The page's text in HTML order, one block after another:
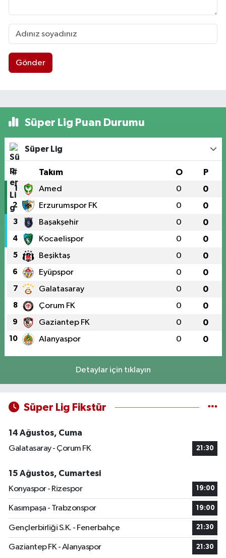
Gönder
Süper Lig Puan Durumu
Süper Lig
# Takım O P
1 Amed 0 0
2 Erzurumspor FK 0 0
3 Başakşehir 0 0
4 Kocaelispor 0 0
5 Beşiktaş 0 0
6 Eyüpspor 0 0
7 Galatasaray 0 0
8 Çorum FK 0 0
9 Gaziantep FK 0 0
10 Alanyaspor 0 0
Detaylar için tıklayın
Süper Lig Fikstür
14 Ağustos, Cuma
Galatasaray - Çorum FK
21:30
15 Ağustos, Cumartesi
Konyaspor - Rizespor
19:00
Kasımpaşa - Trabzonspor 19:00
Gençlerbirliği S.K. - Fenerbahçe 21:30
Gaziantep FK - Alanyaspor 21:30